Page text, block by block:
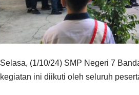
Selasa, (1/10/24) SMP Negeri 7
kegiatan ini diikuti oleh seluruh